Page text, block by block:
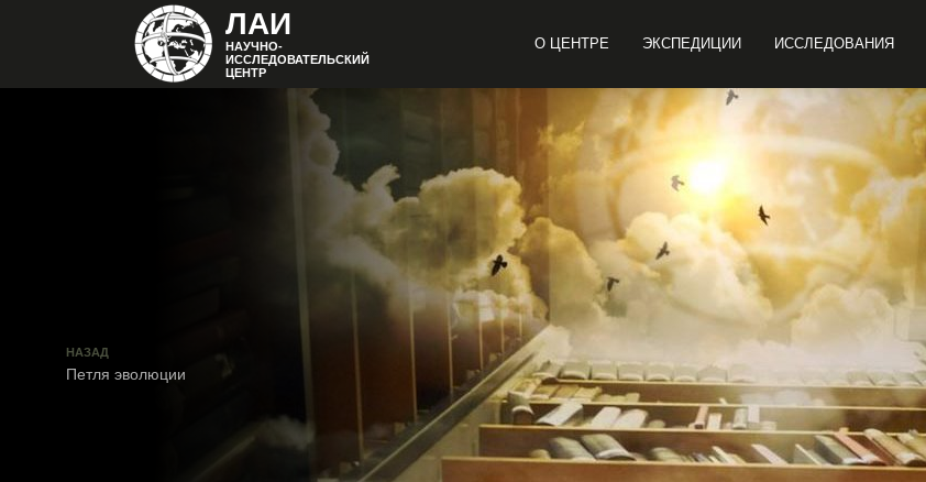
ЛАИ
НАУЧНО-
ИССЛЕДОВАТЕЛЬСКИЙ
ЦЕНТР
О ЦЕНТРЕ ЭКСПЕДИЦИИ ИССЛЕДОВАНИЯ
НАЗАД
Петля эволюции